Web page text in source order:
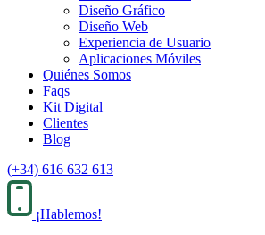
Diseño Gráfico
Diseño Web
Experiencia de Usuario
Aplicaciones Móviles
Quiénes Somos
Faqs
Kit Digital
Clientes
Blog
(+34) 616 632 613
¡Hablemos!